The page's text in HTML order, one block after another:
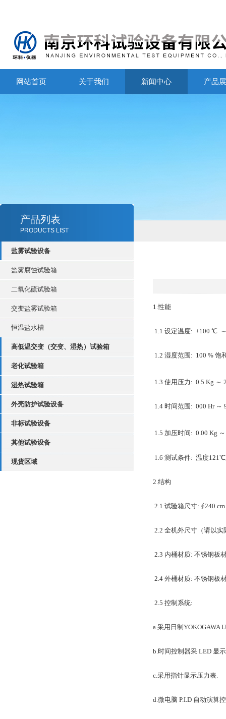
网站首页 关于我们 新闻中心 产品
产品列表
PRODUCTS LIST
盐雾试验设备
盐雾腐蚀试验箱
二氧化硫试验箱
交变盐雾试验箱
恒温盐水槽
高低温交变（交变、湿热）试验箱
老化试验箱
湿热试验箱
外壳防护试验设备
非标试验设备
其他试验设备
现货区域
1.性能
1.1 设定温度: +100 ℃
1.2 湿度范围: 100 % 饱
1.3 使用压力: 0.5 Kg ～
1.4 时间范围: 000 Hr ～
1.5 加压时间: 0.00 Kg
1.6 测试条件: 温度
2.结构
2.1 试验箱尺寸: ∮240
2.2 全机外尺寸（请以
2.3 内桶材质: 不锈钢板
2.4 外桶材质: 不锈钢板
2.5 控制系统:
a.采用日制YOKOGAWA
b.时间控制器采 LED 显
c.采用指针显示压力表.
d.微电脑 P.I.D 自动演算